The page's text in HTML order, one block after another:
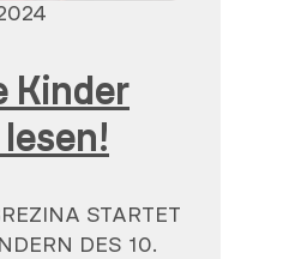
Kinder
STARTET
DES 10.